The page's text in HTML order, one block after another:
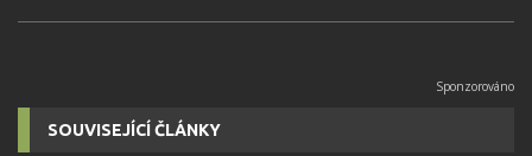
SOUVISEJÍCÍ ČLÁNKY